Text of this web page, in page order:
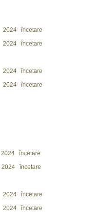
2024
încetare
2024
încetare
2024
încetare
2024
încetare
2024
încetare
2024
încetare
2024
încetare
2024
încetare